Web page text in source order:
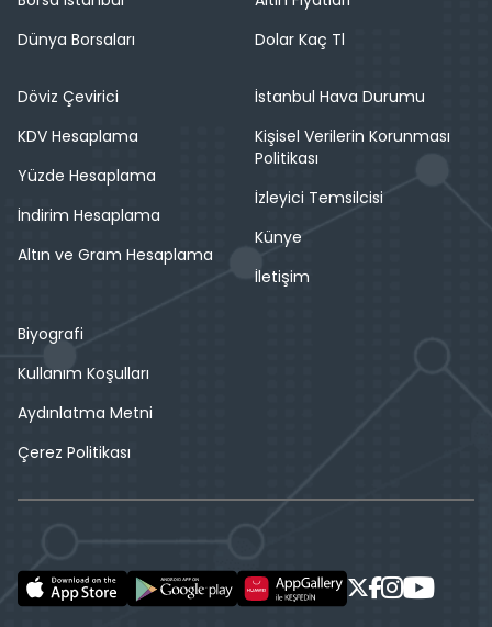
Dünya Borsaları
Dolar Kaç Tl
Döviz Çevirici
KDV Hesaplama
Yüzde Hesaplama
İndirim Hesaplama
Altın ve Gram Hesaplama
İstanbul Hava Durumu
Kişisel Verilerin Korunması
Politikası
İzleyici Temsilcisi
Künye
İletişim
Biyografi
Kullanım Koşulları
Aydınlatma Metni
Çerez Politikası